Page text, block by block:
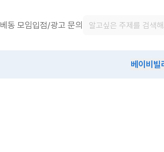
베동 모임입점/광고 문의
베이비빌